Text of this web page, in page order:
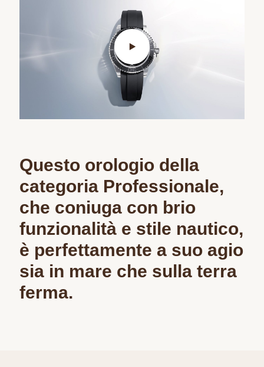
Questo orologio della
categoria Professionale,
che coniuga con brio
funzionalità e stile nautico,
è perfettamente a suo agio
sia in mare che sulla terra
ferma.